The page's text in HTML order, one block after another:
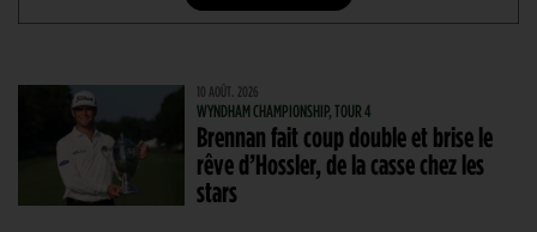
10 AOÛT. 2026
WYNDHAM CHAMPIONSHIP, TOUR 4
Brennan fait coup double et brise le
rêve d’Hossler, de la casse chez les
stars